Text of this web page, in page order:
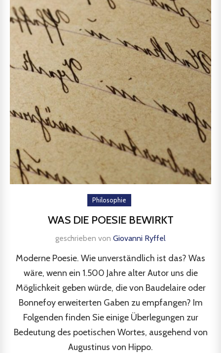
Philosophie
WAS DIE POESIE BEWIRKT
geschrieben von Giovanni Ryffel
Moderne Poesie. Wie unverständlich ist das? Was
wäre, wenn ein 1.500 Jahre alter Autor uns die
Möglichkeit geben würde, die von Baudelaire oder
Bonnefoy erweiterten Gaben zu empfangen? Im
Folgenden finden Sie einige Überlegungen zur
Bedeutung des poetischen Wortes, ausgehend von
Augustinus von Hippo.